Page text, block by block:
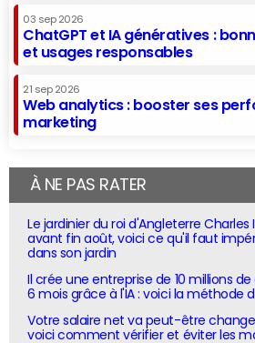
03 sep 2026
ChatGPT et IA génératives :
et usages responsables
21 sep 2026
Web analytics : booster ses
marketing
À NE PAS RATER
Le jardinier du roi d'Angleterre Charles
avant fin août, voici ce qu'il faut
dans son jardin
Il crée une entreprise de 10 millions
6 mois grâce à l'IA : voici la méthode
Votre salaire net va peut-être
voici comment vérifier et éviter les